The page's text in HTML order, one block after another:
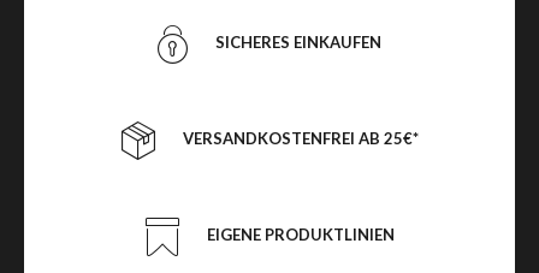
SICHERES EINKAUFEN
VERSANDKOSTENFREI AB 25€*
EIGENE PRODUKTLINIEN